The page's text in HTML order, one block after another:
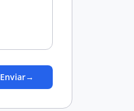
Enviar→